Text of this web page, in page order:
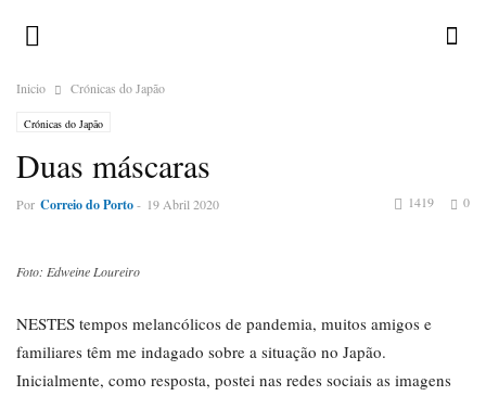
Inicio Crónicas do Japão
Crónicas do Japão
Duas máscaras
Por Correio do Porto- 19 Abril 2020 0
1419
Foto: Edweine Loureiro
NESTES tempos melancólicos de pandemia, muitos amigos e
familiares têm me indagado sobre a situação no Japão.
Inicialmente, como resposta, postei nas redes sociais as imagens